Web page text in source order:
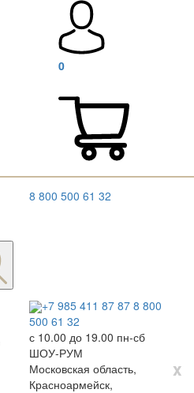
0
8 800 500 61 32
+7 985 411 87 87 8 800
500 61 32
с 10.00 до 19.00 пн-сб
ШОУ-РУМ
x
Московская область,
Красноармейск,